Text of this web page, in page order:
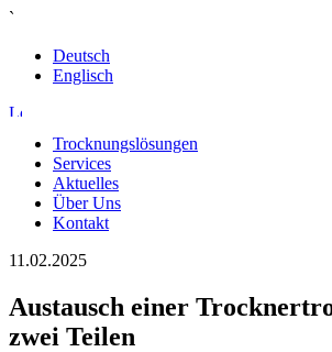
`
Deutsch
Englisch
Trocknungslösungen
Services
Aktuelles
Über Uns
Kontakt
11.02.2025
Austausch einer
zwei Teilen